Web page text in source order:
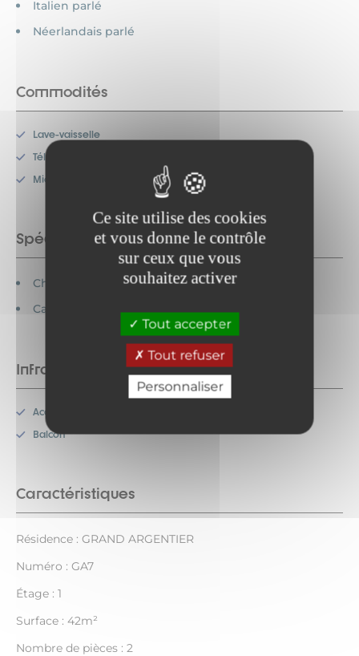
Ce site utilise des cookies
et vous donne le contrôle
sur ceux que vous
souhaitez activer
Tout accepter
Tout refuser
Personnaliser
Italien parlé
Néerlandais parlé
Commodités
Lave-vaisselle
Télévision
Micro-onde
Spécificités
Chèques vacances acceptés
Cartes bancaires acceptées
Infrastructures
Accès internet
Balcon
Caractéristiques
Résidence : GRAND ARGENTIER
Numéro : GA7
Étage : 1
Surface : 42m²
Nombre de pièces : 2